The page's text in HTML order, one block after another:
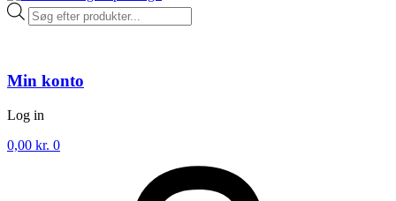
Products
search
Min konto
Log in
0,00 kr. 0